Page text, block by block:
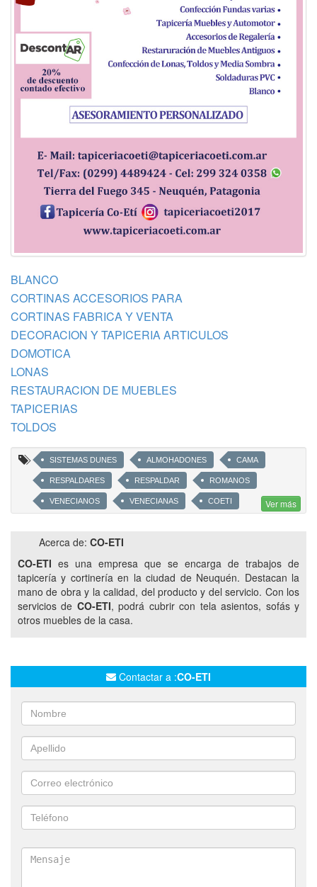
BLANCO
CORTINAS ACCESORIOS PARA
CORTINAS FABRICA Y VENTA
DECORACION Y TAPICERIA ARTICULOS
DOMOTICA
LONAS
RESTAURACION DE MUEBLES
TAPICERIAS
TOLDOS
SISTEMAS DUNES ALMOHADONES CAMA
RESPALDARES RESPALDAR ROMANOS
VENECIANOS VENECIANAS COETI
MEDIA SOMBRA
SOLDADURAS EN PVC SISTEMA DUBAI
VENECIANAS DE ALUMINIO VENECIANAS DE MADERA
SISTEMAS ROLLER PANELES ORIENTALES
CONFECCION DE FUNDAS
SISTEMAS DE CORTINAS MANUALES TAPIZADOS
Ver más
Acerca de: CO-ETI
CO-ETI es una empresa que se encarga de trabajos de
tapicería y cortinería en la ciudad de Neuquén. Destacan la
mano de obra y la calidad, del producto y del servicio. Con los
servicios de CO-ETI, podrá cubrir con tela asientos, sofás y
otros muebles de la casa.
Contactar a :CO-ETI